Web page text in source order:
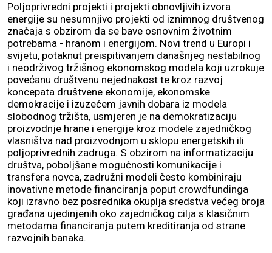
Poljoprivredni projekti i projekti obnovljivih izvora
energije su nesumnjivo projekti od iznimnog društvenog
značaja s obzirom da se bave osnovnim životnim
potrebama - hranom i energijom. Novi trend u Europi i
svijetu, potaknut preispitivanjem današnjeg nestabilnog
i neodrživog tržišnog ekonomskog modela koji uzrokuje
povećanu društvenu nejednakost te kroz razvoj
koncepata društvene ekonomije, ekonomske
demokracije i izuzećem javnih dobara iz modela
slobodnog tržišta, usmjeren je na demokratizaciju
proizvodnje hrane i energije kroz modele zajedničkog
vlasništva nad proizvodnjom u sklopu energetskih ili
poljoprivrednih zadruga. S obzirom na informatizaciju
društva, poboljšane mogućnosti komunikacije i
transfera novca, zadružni modeli često kombiniraju
inovativne metode financiranja poput crowdfundinga
koji izravno bez posrednika okuplja sredstva većeg broja
građana ujedinjenih oko zajedničkog cilja s klasičnim
metodama financiranja putem kreditiranja od strane
razvojnih banaka.